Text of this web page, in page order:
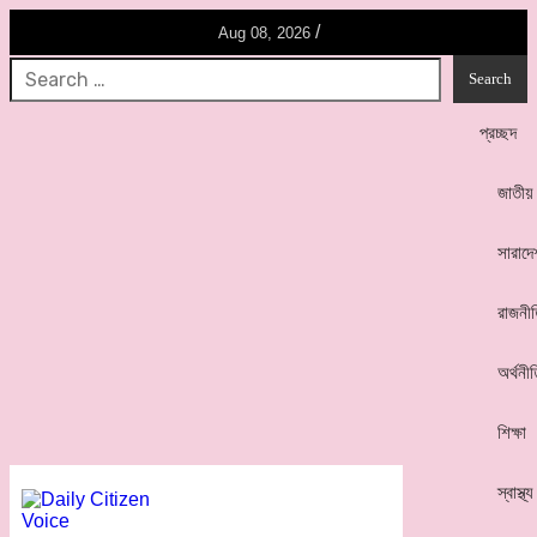
Aug 08, 2026 /
প্রচ্ছদ
জাতীয়
শিক্ষা
স্বাস্থ্য